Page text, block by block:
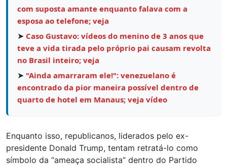
com suposta amante enquanto falava com a
esposa ao telefone; veja
➤ Caso Gustavo: vídeos do menino de 3 anos que
teve a vida tirada pelo próprio pai causam revolta
no Brasil inteiro; veja
➤ "Ainda amarraram ele!": venezuelano é
encontrado da pior maneira possível dentro de
quarto de hotel em Manaus; veja vídeo
Enquanto isso, republicanos, liderados pelo ex-
presidente Donald Trump, tentam retratá-lo como
símbolo da “ameaça socialista” dentro do Partido